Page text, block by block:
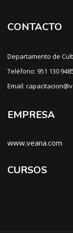
CONTACTO
Departamento de
Teléfono: 951 130
Email:
EMPRESA
www.veana.com
CURSOS